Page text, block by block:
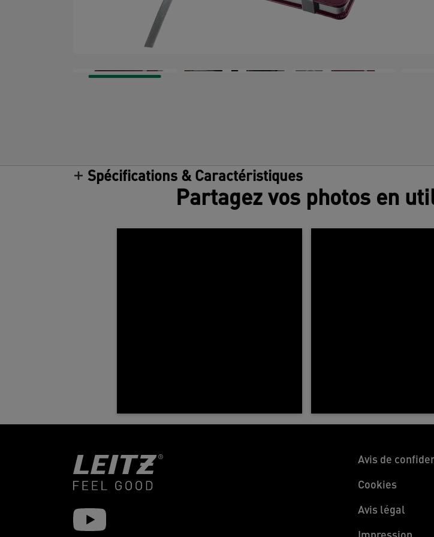
Spécifications & Caractéristiques
Partagez vos photos en
Avis de
Cookies
Avis légal